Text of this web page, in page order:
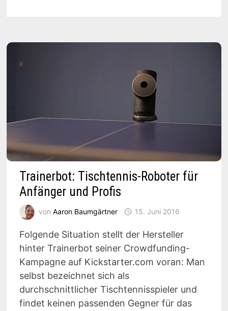
Trainerbot: Tischtennis-Roboter für
Anfänger und Profis
von Aaron Baumgärtner 15. Juni 2016
Folgende Situation stellt der Hersteller
hinter Trainerbot seiner Crowdfunding-
Kampagne auf Kickstarter.com voran: Man
selbst bezeichnet sich als
durchschnittlicher Tischtennisspieler und
findet keinen passenden Gegner für das